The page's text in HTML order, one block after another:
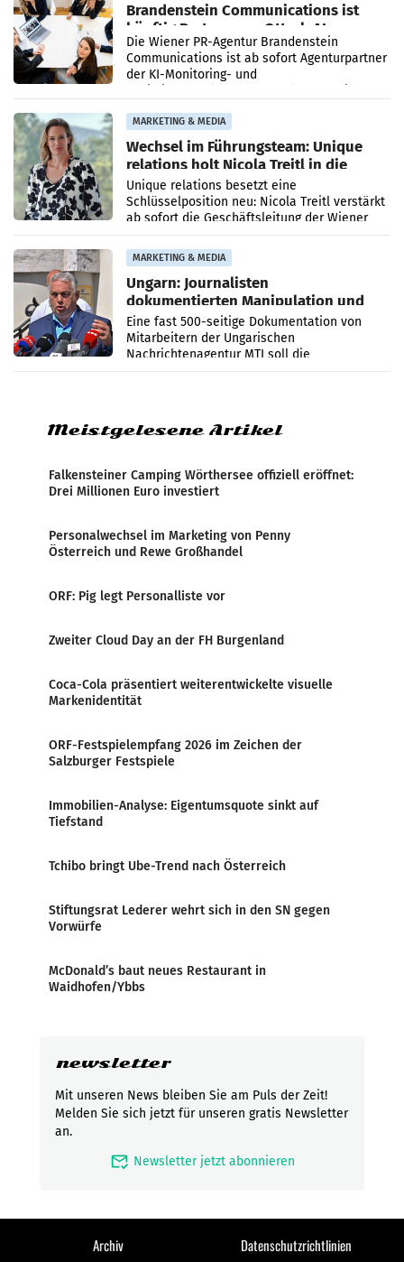
Brandenstein Communications ist
künftig Partner von OtterlyAI
Die Wiener PR-Agentur Brandenstein
Communications ist ab sofort Agenturpartner
der KI-Monitoring- und
MARKETING & MEDIA
Wechsel im Führungsteam: Unique
relations holt Nicola Treitl in die
Geschäftsleitung
Unique relations besetzt eine
Schlüsselposition neu: Nicola Treitl verstärkt
ab sofort die Geschäftsleitung der Wiener
PR-Agentur an der Seite von Josef Kalina und
Anna Kalina-Mahr.
MARKETING & MEDIA
Ungarn: Journalisten
dokumentierten Manipulation und
Zensur
Eine fast 500-seitige Dokumentation von
Mitarbeitern der Ungarischen
Nachrichtenagentur MTI soll die
systematische Nachrichten-Manipulation und
Meistgelesene Artikel
Falkensteiner Camping Wörthersee offiziell eröffnet:
Drei Millionen Euro investiert
Personalwechsel im Marketing von Penny
Österreich und Rewe Großhandel
ORF: Pig legt Personalliste vor
Zweiter Cloud Day an der FH Burgenland
Coca-Cola präsentiert weiterentwickelte visuelle
Markenidentität
ORF-Festspielempfang 2026 im Zeichen der
Salzburger Festspiele
Immobilien-Analyse: Eigentumsquote sinkt auf
Tiefstand
Tchibo bringt Ube-Trend nach Österreich
Stiftungsrat Lederer wehrt sich in den SN gegen
Vorwürfe
McDonald’s baut neues Restaurant in
Waidhofen/Ybbs
newsletter
Mit unseren News bleiben Sie am Puls der Zeit!
Melden Sie sich jetzt für unseren gratis Newsletter
an.
mark_email_read Newsletter jetzt abonnieren
Archiv
Datenschutzrichtlinien